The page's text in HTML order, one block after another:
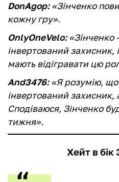
DonAgop:«Зінченко
кожну гру».
OnlyOneVelo:
інвертований захисник,
мають відігравати цю
And3476:«Я розумію,
інвертований захисник,
Сподіваюся, Зінченко
тижня».
Хейт в бік